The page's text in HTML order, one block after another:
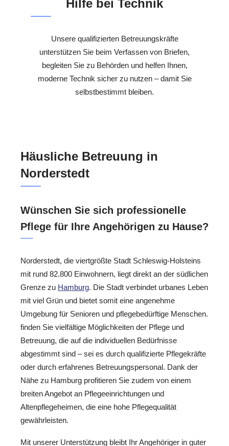
Hilfe bei Technik
Unsere qualifizierten Betreuungskräfte
unterstützen Sie beim Verfassen von Briefen,
begleiten Sie zu Behörden und helfen Ihnen,
moderne Technik sicher zu nutzen – damit Sie
selbstbestimmt bleiben.
Häusliche Betreuung in
Norderstedt
Wünschen Sie sich professionelle
Pflege für Ihre Angehörigen zu Hause?
Norderstedt, die viertgrößte Stadt Schleswig-Holsteins
mit rund 82.800 Einwohnern, liegt direkt an der südlichen
Grenze zu Hamburg. Die Stadt verbindet urbanes Leben
mit viel Grün und bietet somit eine angenehme
Umgebung für Senioren und pflegebedürftige Menschen.
finden Sie vielfältige Möglichkeiten der Pflege und
Betreuung, die auf die individuellen Bedürfnisse
abgestimmt sind – sei es durch qualifizierte Pflegekräfte
oder durch erfahrenes Betreuungspersonal. Dank der
Nähe zu Hamburg profitieren Sie zudem von einem
breiten Angebot an Pflegeeinrichtungen und
Altenpflegeheimen, die eine hohe Pflegequalität
gewährleisten.
Mit unserer Unterstützung bleibt Ihr Angehöriger in guter